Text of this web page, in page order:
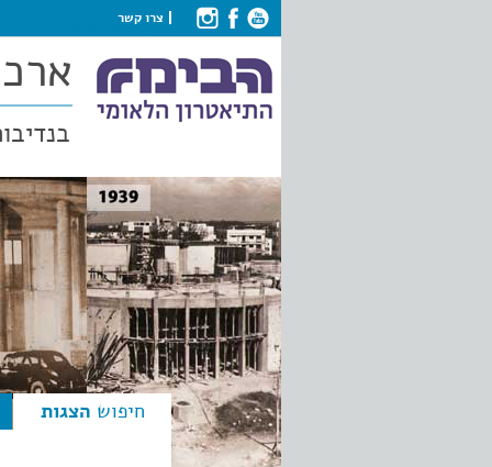
צרו קשר
חיפוש הצגות